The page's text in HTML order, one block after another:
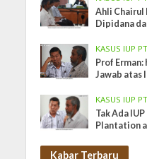
Ahli Chairul
Dipidana
KASUS IUP
Prof Erman:
Jawab atas
KASUS IUP
Tak Ada
Plantation
Kabar Terbaru